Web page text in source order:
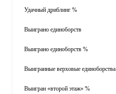
Удачный дриблинг %
Выиграно единоборств
Выиграно единоборств %
Выигранные верховые единоборства
Выигран «второй этаж» %